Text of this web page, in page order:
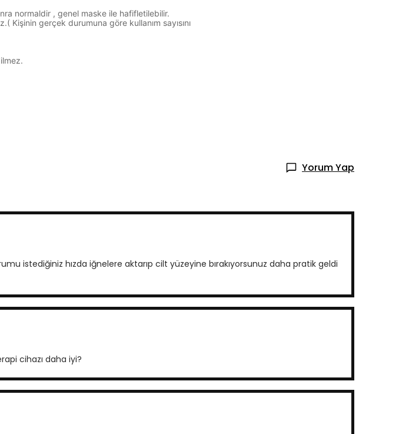
normaldir , genel maske ile hafifletilebilir.
Kişinin gerçek durumuna göre kullanım sayısını
Yorum Yap
istediğiniz hızda iğnelere aktarıp cilt yüzeyine bırakıyorsunuz daha pratik geldi
cihazı daha iyi?